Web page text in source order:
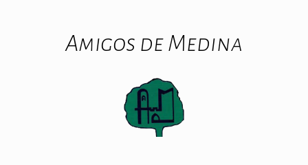
Amigos de Medina